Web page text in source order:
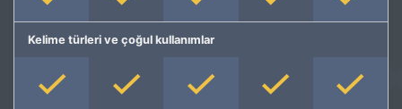
Kelime türleri ve çoğul kullanımlar